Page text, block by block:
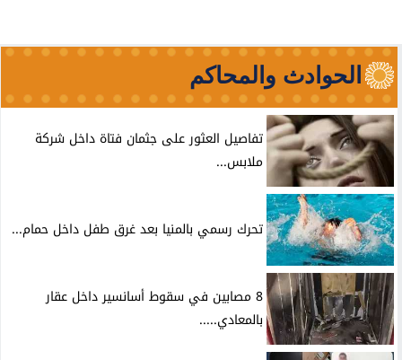
الحوادث والمحاكم
تفاصيل العثور على جثمان فتاة داخل شركة
ملابس...
تحرك رسمي بالمنيا بعد غرق طفل داخل حمام...
8 مصابين في سقوط أسانسير داخل عقار
بالمعادي.....